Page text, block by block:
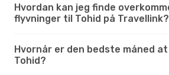
Hvordan kan jeg finde
flyvninger til Tohid på Travellink?
Hvornår er den bedste måned
Tohid?